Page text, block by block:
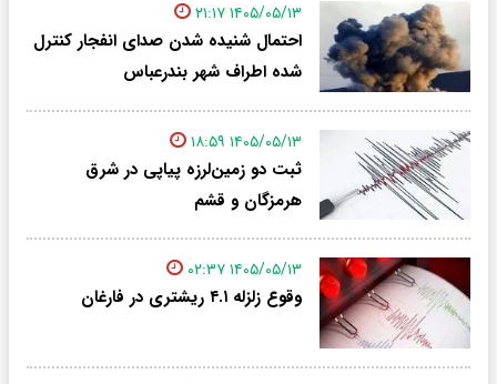
۱۴۰۵/۰۵/۱۳ ۲۱:۱۷
احتمال شنیده شدن صدای انفجار کنترل
شده اطراف شهر بندرعباس
۱۴۰۵/۰۵/۱۳ ۱۸:۵۹
ثبت دو زمین‌لرزه پیاپی در شرق
هرمزگان و قشم
۱۴۰۵/۰۵/۱۳ ۰۲:۳۷
وقوع زلزله ۴.۱ ریشتری در فارغان